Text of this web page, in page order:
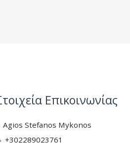
Επικοινωνίας
Stefanos Mykonos
+302289023761